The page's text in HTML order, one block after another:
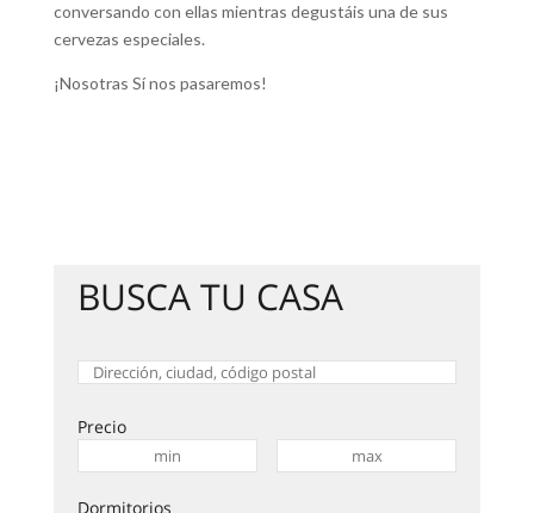
conversando con ellas mientras degustáis una de sus
cervezas especiales.
¡Nosotras Sí nos pasaremos!
BUSCA TU CASA
Precio
Dormitorios